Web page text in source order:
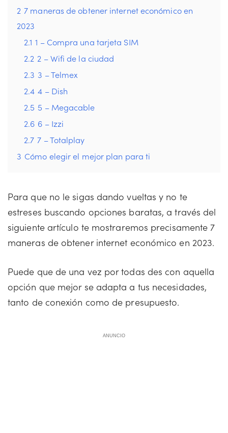
2 7 maneras de obtener internet económico en
2023
2.1 1 – Compra una tarjeta SIM
2.2 2 – Wifi de la ciudad
2.3 3 – Telmex
2.4 4 – Dish
2.5 5 – Megacable
2.6 6 – Izzi
2.7 7 – Totalplay
3 Cómo elegir el mejor plan para ti
Para que no le sigas dando vueltas y no te
estreses buscando opciones baratas, a través del
siguiente artículo te mostraremos precisamente 7
maneras de obtener internet económico en 2023.
Puede que de una vez por todas des con aquella
opción que mejor se adapta a tus necesidades,
tanto de conexión como de presupuesto.
ANUNCIO